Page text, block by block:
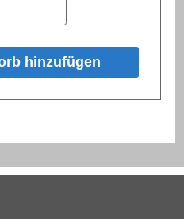
hinzufügen